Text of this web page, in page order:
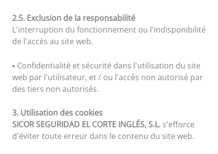
2.5. Exclusion de la responsabilité
L'interruption du fonctionnement ou l'indisponibilité
de l'accès au site web.
▪ Confidentialité et sécurité dans l'utilisation du site
web par l'utilisateur, et / ou l'accès non autorisé par
des tiers non autorisés.
3. Utilisation des cookies
SICOR SEGURIDAD EL CORTE INGLÉS, S.L.s'efforce
d'éviter toute erreur dans le contenu du site web.